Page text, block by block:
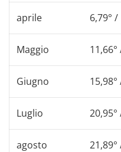
aprile 6,79° /
Maggio 11,66°
Giugno 15,98°
Luglio 20,95°
agosto 21,89°